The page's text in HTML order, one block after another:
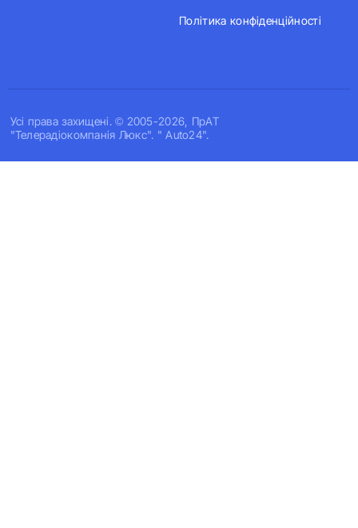
Усi права захищенi. © 2005-2026, ПрАТ
"Телерадіокомпанія Люкс". " Auto24".
Політика конфіденційності